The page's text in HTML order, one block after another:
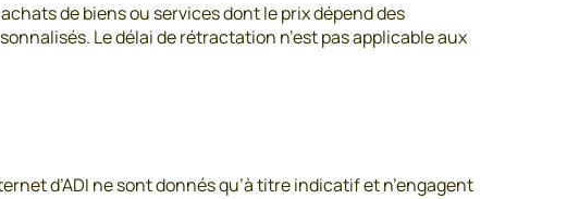
de biens ou services dont le prix dépend des
Le délai de rétractation n’est pas applicable aux
d’ADI ne sont donnés qu’à titre indicatif et n’engagent